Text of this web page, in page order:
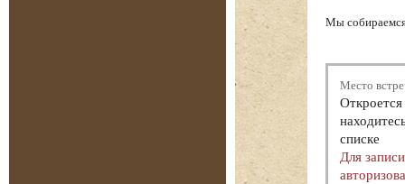
Мы собираемся
Место
списке
Для